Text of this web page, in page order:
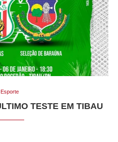
Esporte
TESTE EM TIBAU